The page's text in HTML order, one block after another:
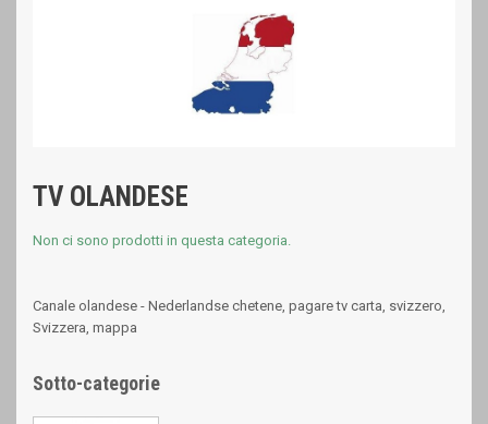
TV OLANDESE
Non ci sono prodotti in questa categoria.
Canale olandese - Nederlandse chetene, pagare tv carta, svizzero,
Svizzera, mappa
Sotto-categorie